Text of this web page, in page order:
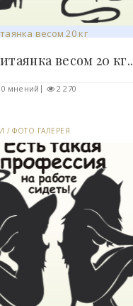
весом 20 кг..
0 мнений 2 270
/ФОТО ГАЛЕРЕЯ